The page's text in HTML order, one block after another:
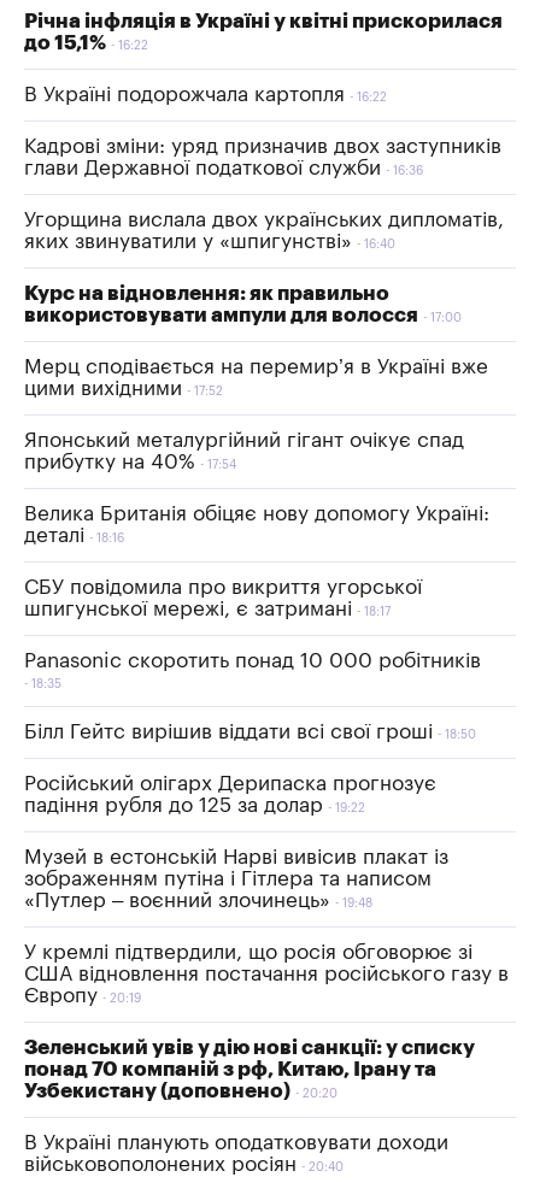
Річна інфляція в Україні у квітні прискорилася
до 15,1%
16:22
В Україні подорожчала картопля 16:22
Кадрові зміни: уряд призначив двох заступників
глави Державної податкової служби
16:36
Угорщина вислала двох українських дипломатів,
яких звинуватили у «шпигунстві»
16:40
Курс на відновлення: як правильно
використовувати ампули для волосся
17:00
Мерц сподівається на перемир’я в Україні вже
цими вихідними
17:52
Японський металургійний гігант очікує спад
прибутку на 40%
17:54
Велика Британія обіцяє нову допомогу Україні:
деталі
18:16
СБУ повідомила про викриття угорської
шпигунської мережі, є затримані
18:17
Panasonic скоротить понад 10 000 робітників
18:35
Білл Гейтс вирішив віддати всі свої гроші 18:50
Російський олігарх Дерипаска прогнозує
падіння рубля до 125 за долар
19:22
Музей в естонській Нарві вивісив плакат із
зображенням путіна і Гітлера та написом
«Путлер – воєнний злочинець»
19:48
У кремлі підтвердили, що росія обговорює зі
США відновлення постачання російського газу в
Європу
20:19
Зеленський увів у дію нові санкції: у списку
понад 70 компаній з рф, Китаю, Ірану та
Узбекистану (доповнено)
20:20
В Україні планують оподатковувати доходи
військовополонених росіян
20:40